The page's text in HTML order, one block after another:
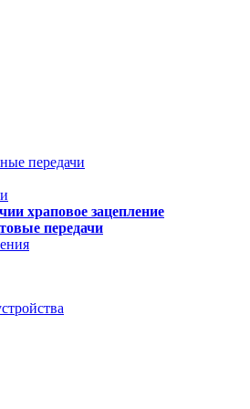
передачи
и храповое зацепление
передачи